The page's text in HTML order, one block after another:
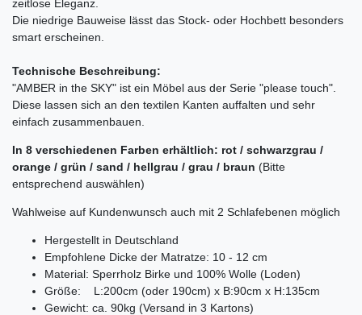
zeitlose Eleganz.
Die niedrige Bauweise lässt das Stock- oder Hochbett besonders
smart erscheinen.
Technische Beschreibung:
"AMBER in the SKY" ist ein Möbel aus der Serie "please touch".
Diese lassen sich an den textilen Kanten auffalten und sehr
einfach zusammenbauen.
In 8 verschiedenen Farben erhältlich: rot / schwarzgrau /
orange / grün / sand / hellgrau / grau / braun (Bitte
entsprechend auswählen)
Wahlweise auf Kundenwunsch auch mit 2 Schlafebenen möglich
Hergestellt in Deutschland
Empfohlene Dicke der Matratze: 10 - 12 cm
Material: Sperrholz Birke und 100% Wolle (Loden)
Größe: L:200cm (oder 190cm) x B:90cm x H:135cm
Gewicht: ca. 90kg (Versand in 3 Kartons)